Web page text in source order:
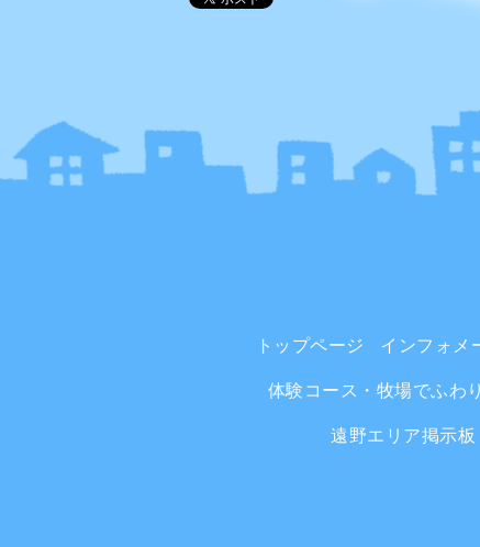
トップページ インフォメ
体験コース・牧場でふわ
遠野エリア掲示板